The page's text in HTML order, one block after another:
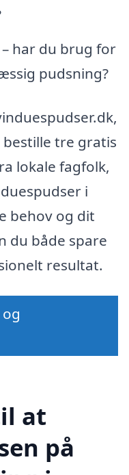
har du brug for
pudsning?
tre gratis
lokale fagfolk,
i
behov og dit
du både spare
resultat.
at
på